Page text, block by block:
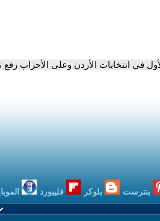
بنترست بلوكر فليبورد